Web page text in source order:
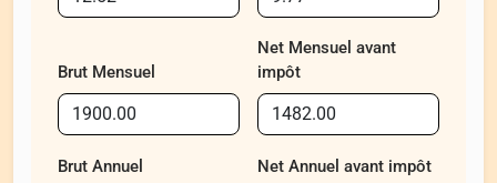
Brut Mensuel
Net Mensuel avant
impôt
Brut Annuel Net Annuel avant impôt